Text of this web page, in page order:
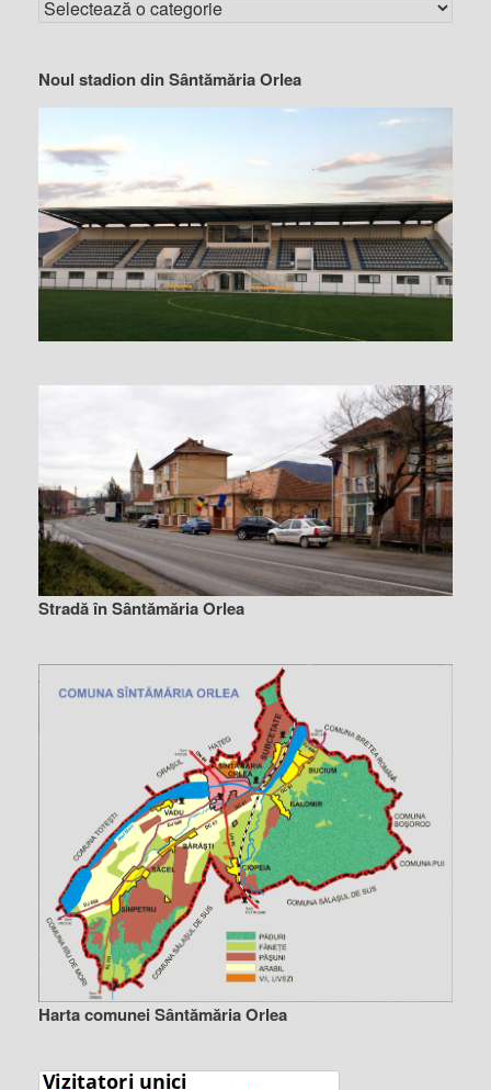
Noul stadion din Sântămăria Orlea
Stradă în Sântămăria Orlea
Harta comunei Sântămăria Orlea